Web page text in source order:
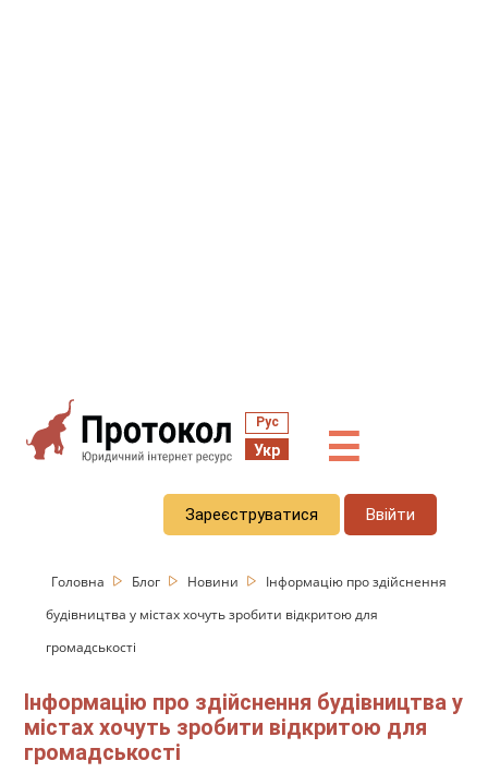
Рус
Укр ☰
Зареєструватися Ввійти
Головна Блог Новини
Інформацію про здійснення
будівництва у містах хочуть зробити відкритою для
громадськості
Інформацію про здійснення будівництва у
містах хочуть зробити відкритою для
громадськості